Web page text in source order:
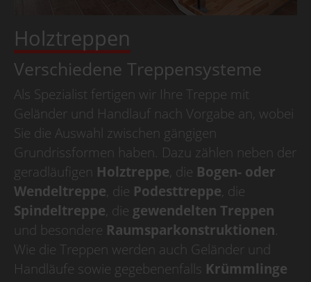
vom 10.08.2026
bis 30.08.2026,
KW 33/34/35,
ab dem 31.08.2026
sind wir wieder für Sie da.
Betriebsurlaub
Wir haben Betriebsurlaub
vom 10.08.2026
bis 30.08.2026,
KW 33/34/35,
ab dem 31.08.2026
sind wir wieder für Sie da.
Holztreppen
Verschiedene Treppensysteme
Als Spezialist fertigen wir Ihre Treppe mit
Geländer und Handlauf nach Vorgabe an, wobei
Sie die Auswahl zwischen gängigen
Grundrissformen haben. Dazu zählen neben der
geradläufigen Holztreppe , die Bogen- oder
Wendeltreppe , die Podesttreppe , die
Spindeltreppe , die gewendelten Treppen
und besondere Raumsparkonstruktionen.
Wie die Treppen werden auch Geländer und
Handläufe sowie gegebenenfalls Krümmlinge